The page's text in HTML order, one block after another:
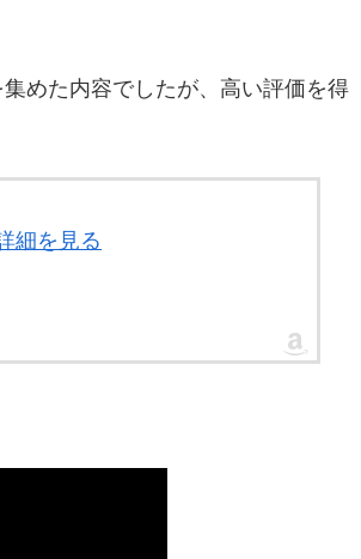
めた内容でしたが、高い評価を得
細を見る